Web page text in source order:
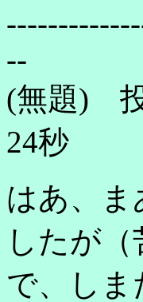
--
(無題)
24秒
はあ、ま
したが（
で、しま